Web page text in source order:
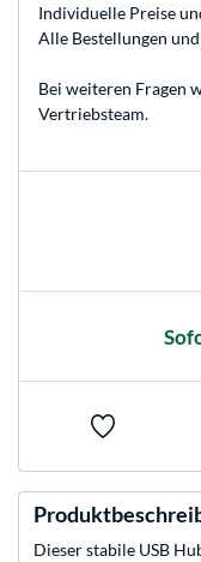
Individuelle Preise
Alle Bestellungen
Bei weiteren Fragen
Vertriebsteam.
Dieser stabile USB